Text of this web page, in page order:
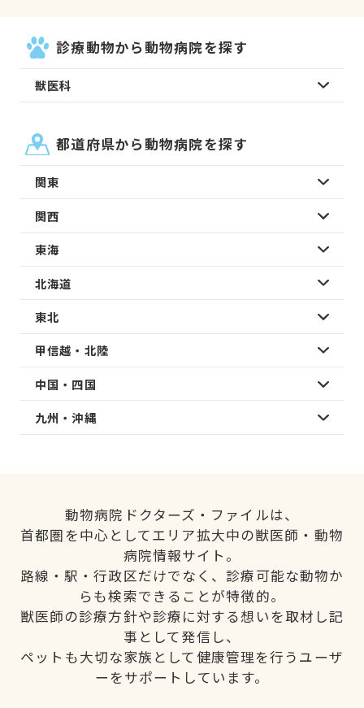
診療動物から動物病院を探す
獣医科
都道府県から動物病院を探す
関東
関西
東海
北海道
東北
甲信越・北陸
中国・四国
九州・沖縄
動物病院ドクターズ・ファイルは、
首都圏を中心としてエリア拡大中の獣医師・動物
病院情報サイト。
路線・駅・行政区だけでなく、診療可能な動物か
らも検索できることが特徴的。
獣医師の診療方針や診療に対する想いを取材し記
事として発信し、
ペットも大切な家族として健康管理を行うユーザ
ーをサポートしています。